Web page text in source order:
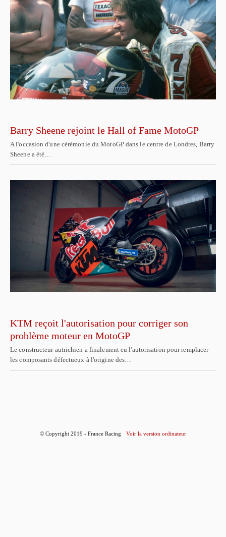
Barry Sheene rejoint le Hall of Fame MotoGP
A l'occasion d'une cérémonie du MotoGP dans le centre de Londres, Barry
Sheene a été…
KTM reçoit l'autorisation pour corriger son
problème moteur en MotoGP
Le constructeur autrichien a finalement eu l'autorisation pour remplacer
les composants défectueux à l'origine des…
© Copyright 2019 - France Racing Voir la version ordinateur